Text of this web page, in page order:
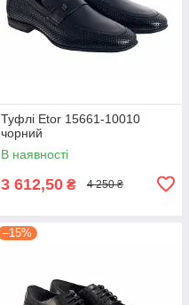
Туфлі Etor 15661-10010
чорний
В наявності
3 612,50 ₴ 4 250 ₴
–15%